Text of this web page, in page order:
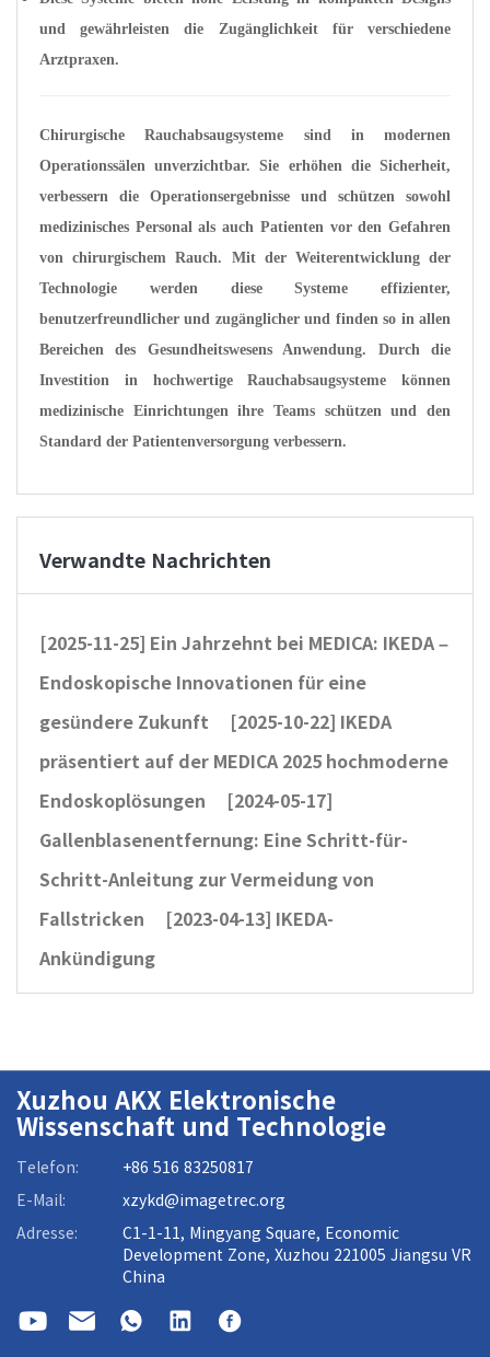
und gewährleisten die Zugänglichkeit für verschiedene
Arztpraxen.
Chirurgische Rauchabsaugsysteme sind in modernen
Operationssälen unverzichtbar. Sie erhöhen die Sicherheit,
verbessern die Operationsergebnisse und schützen sowohl
medizinisches Personal als auch Patienten vor den Gefahren
von chirurgischem Rauch. Mit der Weiterentwicklung der
Technologie werden diese Systeme effizienter,
benutzerfreundlicher und zugänglicher und finden so in allen
Bereichen des Gesundheitswesens Anwendung. Durch die
Investition in hochwertige Rauchabsaugsysteme können
medizinische Einrichtungen ihre Teams schützen und den
Standard der Patientenversorgung verbessern.
Verwandte Nachrichten
[2025-11-25] Ein Jahrzehnt bei MEDICA: IKEDA –
Endoskopische Innovationen für eine
gesündere Zukunft [2025-10-22] IKEDA
präsentiert auf der MEDICA 2025 hochmoderne
Endoskoplösungen [2024-05-17]
Gallenblasenentfernung: Eine Schritt-für-
Schritt-Anleitung zur Vermeidung von
Fallstricken [2023-04-13] IKEDA-
Ankündigung
Xuzhou AKX Elektronische
Wissenschaft und Technologie
Telefon: +86 516 83250817
E-Mail: xzykd@imagetrec.org
Adresse:
C1-1-11, Mingyang Square, Economic
Development Zone, Xuzhou 221005 Jiangsu VR
China